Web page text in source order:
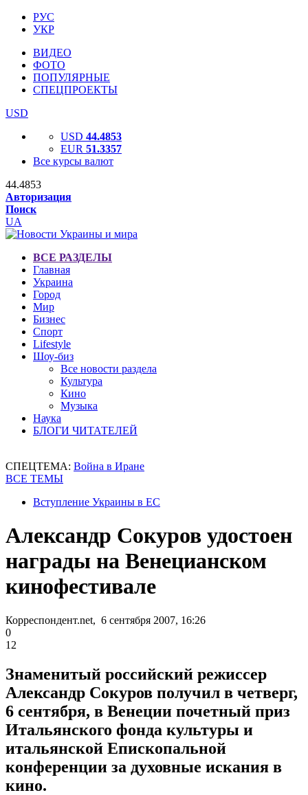
РУС
УКР
ВИДЕО
ФОТО
ПОПУЛЯРНЫЕ
СПЕЦПРОЕКТЫ
USD
USD 44.4853
EUR 51.3357
Все курсы валют
44.4853
Авторизация
Поиск
UA
ВСЕ РАЗДЕЛЫ
Главная
Украина
Город
Мир
Бизнес
Спорт
Lifestyle
Шоу-биз
Все новости раздела
Культура
Кино
Музыка
Наука
БЛОГИ ЧИТАТЕЛЕЙ
СПЕЦТЕМА: Война в Иране
ВСЕ ТЕМЫ
Вступление Украины в ЕС
Александр Сокуров удостоен
награды на Венецианском
кинофестивале
Корреспондент.net, 6 сентября 2007, 16:26
0
12
Знаменитый российский режиссер
Александр Сокуров получил в четверг,
6 сентября, в Венеции почетный приз
Итальянского фонда культуры и
итальянской Епископальной
конференции за духовные искания в
кино.